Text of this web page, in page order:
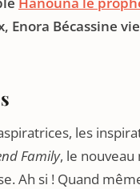
Enora Bécassine
les
Family, le nouveau
Ah si ! Quand